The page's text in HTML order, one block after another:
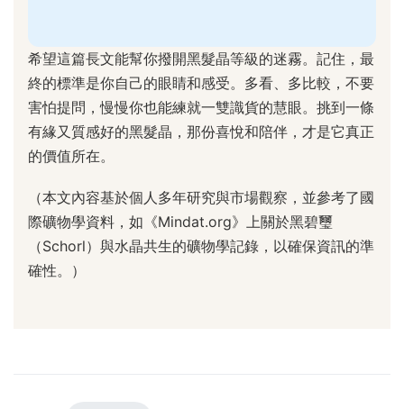
希望這篇長文能幫你撥開黑髮晶等級的迷霧。記住，最
終的標準是你自己的眼睛和感受。多看、多比較，不要
害怕提問，慢慢你也能練就一雙識貨的慧眼。挑到一條
有緣又質感好的黑髮晶，那份喜悅和陪伴，才是它真正
的價值所在。
（本文內容基於個人多年研究與市場觀察，並參考了國
際礦物學資料，如《Mindat.org》上關於黑碧璽
（Schorl）與水晶共生的礦物學記錄，以確保資訊的準
確性。）